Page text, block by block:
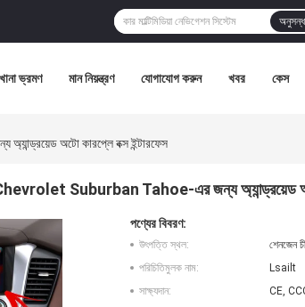
ভ্রমণ মান নিয়ন্ত্রণ যোগাযোগ করুন খবর কেস
অটো কারপ্লে বক্স ইন্টারফেস
Chevrolet Suburban Tahoe-এর জন্য অ্যান্ড্রয়েড
পণ্যের বিবরণ:
উৎপত্তি স্থল:
শেনজেন
পরিচিতিমুলক নাম:
Lsailt
সাক্ষ্যদান:
CE,